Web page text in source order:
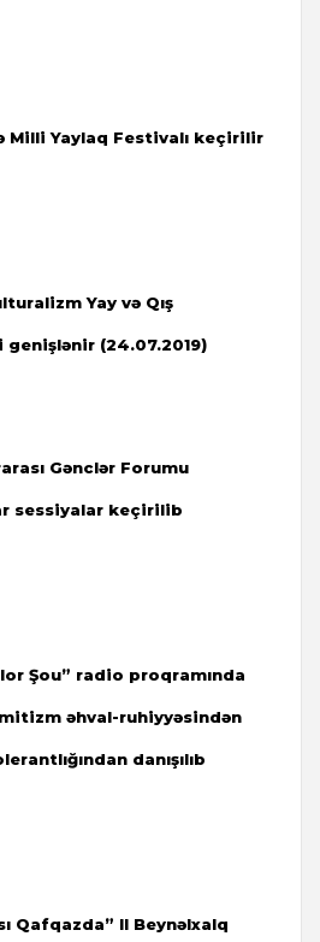
Milli Yaylaq Festivalı keçirilir
Yay və Qış
genişlənir (24.07.2019)
Gənclər Forumu
sessiyalar keçirilib
Şou” radio proqramında
əhval-ruhiyyəsindən
danışılıb
Qafqazda” II Beynəlxalq